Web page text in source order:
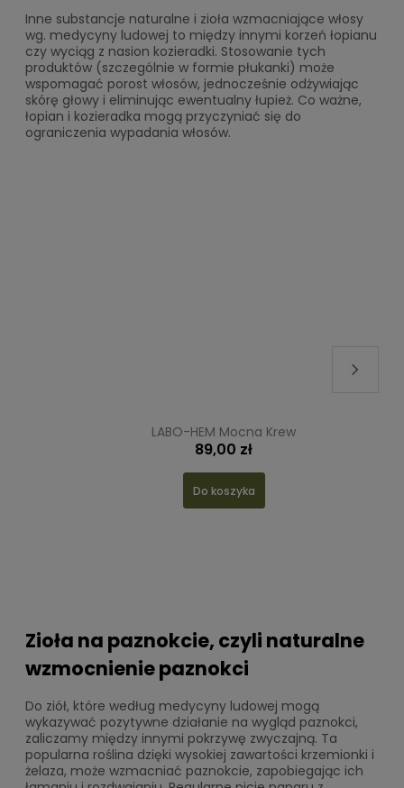
Inne substancje naturalne i zioła wzmacniające włosy
wg. medycyny ludowej to między innymi korzeń łopianu
czy wyciąg z nasion kozieradki. Stosowanie tych
produktów (szczególnie w formie płukanki) może
wspomagać porost włosów, jednocześnie odżywiając
skórę głowy i eliminując ewentualny łupież. Co ważne,
łopian i kozieradka mogą przyczyniać się do
ograniczenia wypadania włosów.
LABO-HEM Mocna Krew
89,00 zł
Do koszyka
Zioła na paznokcie, czyli naturalne
wzmocnienie paznokci
Do ziół, które według medycyny ludowej mogą
wykazywać pozytywne działanie na wygląd paznokci,
zaliczamy między innymi pokrzywę zwyczajną. Ta
popularna roślina dzięki wysokiej zawartości krzemionki i
żelaza, może wzmacniać paznokcie, zapobiegając ich